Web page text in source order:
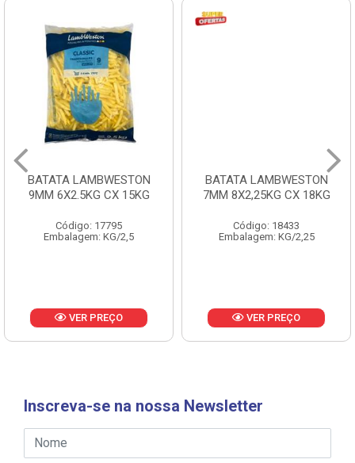
BATATA LAMBWESTON
9MM 6X2.5KG CX 15KG
Código: 17795
Embalagem: KG/2,5
VER PREÇO
BATATA LAMBWESTON
7MM 8X2,25KG CX 18KG
Código: 18433
Embalagem: KG/2,25
VER PREÇO
Inscreva-se na nossa Newsletter